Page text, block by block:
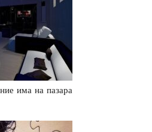
има на пазара